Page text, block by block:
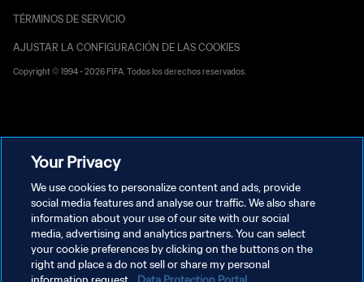
TÉRMINOS DE SERVICIO
AJUSTAR LA CONFIGURACIÓN DE LAS COOKIES
Copyright © 1994 - 2026 FIFA. Todos los derechos reservados.
Your Privacy
We use cookies to personalize content and ads, provide
social media features and analyse our traffic. We also share
information about your use of our site with our social
media, advertising and analytics partners. You can select
your cookie preferences by clicking on the buttons on the
right and place a do not sell or share my personal